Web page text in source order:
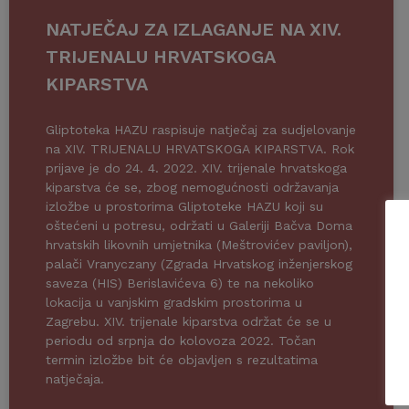
NATJEČAJ ZA IZLAGANJE NA XIV.
TRIJENALU HRVATSKOGA
KIPARSTVA
Gliptoteka HAZU raspisuje natječaj za sudjelovanje
na XIV. TRIJENALU HRVATSKOGA KIPARSTVA. Rok
prijave je do 24. 4. 2022. XIV. trijenale hrvatskoga
kiparstva će se, zbog nemogućnosti održavanja
izložbe u prostorima Gliptoteke HAZU koji su
oštećeni u potresu, održati u Galeriji Bačva Doma
hrvatskih likovnih umjetnika (Meštrovićev paviljon),
palači Vranyczany (Zgrada Hrvatskog inženjerskog
saveza (HIS) Berislavićeva 6) te na nekoliko
lokacija u vanjskim gradskim prostorima u
Zagrebu. XIV. trijenale kiparstva održat će se u
periodu od srpnja do kolovoza 2022. Točan
termin izložbe bit će objavljen s rezultatima
natječaja.